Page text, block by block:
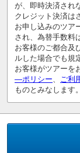
が、即時決済され
クレジット決済は
お申し込みのツア
され、為替手数料
お客様のご都合及
ルした場合でも規
お客様がツアーを
―ポリシー
ご利
ものとみなします。